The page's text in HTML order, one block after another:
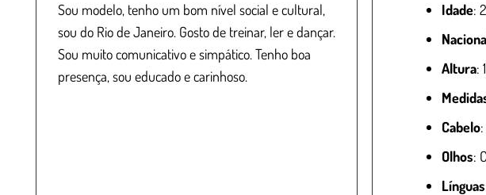
Sou modelo, tenho um bom nível social e cultural,
sou do Rio de Janeiro. Gosto de treinar, ler e dançar.
Sou muito comunicativo e simpático. Tenho boa
presença, sou educado e carinhoso.
Idade:
Altura:
Cabelo
Olhos:
Línguas